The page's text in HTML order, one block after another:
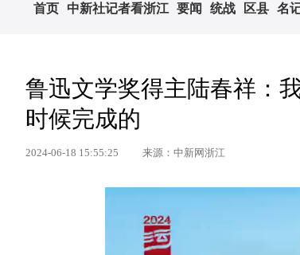
首页 中新社记者看浙江 要闻 统战 区县 名
鲁迅文学奖得主陆春祥：
时候完成的
2024-06-18 15:55:25 来源：中新网浙江